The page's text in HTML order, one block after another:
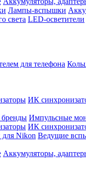
Лампы-вспышки
света LED-осветители
для телефона
ИК
бренды Импульсные
ИК
Nikon Ведущие
Аккумуляторы,